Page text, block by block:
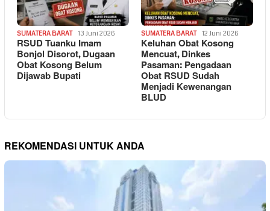
SUMATERA BARAT 13 Juni 2026
RSUD Tuanku Imam
Bonjol Disorot, Dugaan
Obat Kosong Belum
Dijawab Bupati
SUMATERA BARAT 12 Juni 2026
Keluhan Obat Kosong
Mencuat, Dinkes
Pasaman: Pengadaan
Obat RSUD Sudah
Menjadi Kewenangan
BLUD
REKOMENDASI UNTUK ANDA